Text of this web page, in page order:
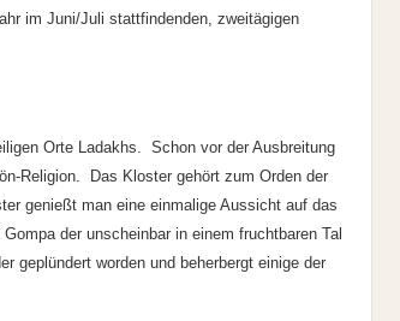
im Juni/Juli stattfindenden, zweitägigen
Orte Ladakhs. Schon vor der Ausbreitung
Religion. Das Kloster gehört zum Orden der
genießt man eine einmalige Aussicht auf das
der unscheinbar in einem fruchtbaren Tal
geplündert worden und beherbergt einige der